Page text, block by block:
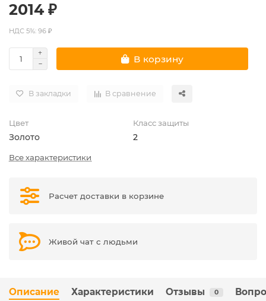
2014 ₽
НДС 5%: 96 ₽
В корзину
В закладки В сравнение
Цвет
Золото
Класс защиты
2
Все характеристики
Расчет доставки в корзине
Живой чат с людьми
Описание Характеристики Отзывы 0